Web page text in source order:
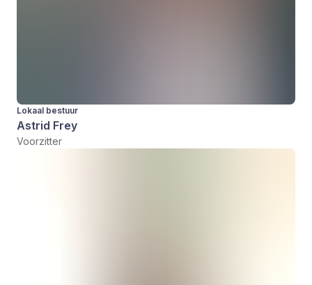
Lokaal bestuur
Astrid Frey
Voorzitter